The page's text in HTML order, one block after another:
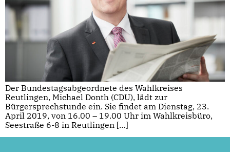
Der Bundestagsabgeordnete des Wahlkreises
Reutlingen, Michael Donth (CDU), lädt zur
Bürgersprechstunde ein. Sie findet am Dienstag, 23.
April 2019, von 16.00 – 19.00 Uhr im Wahlkreisbüro,
Seestraße 6-8 in Reutlingen […]